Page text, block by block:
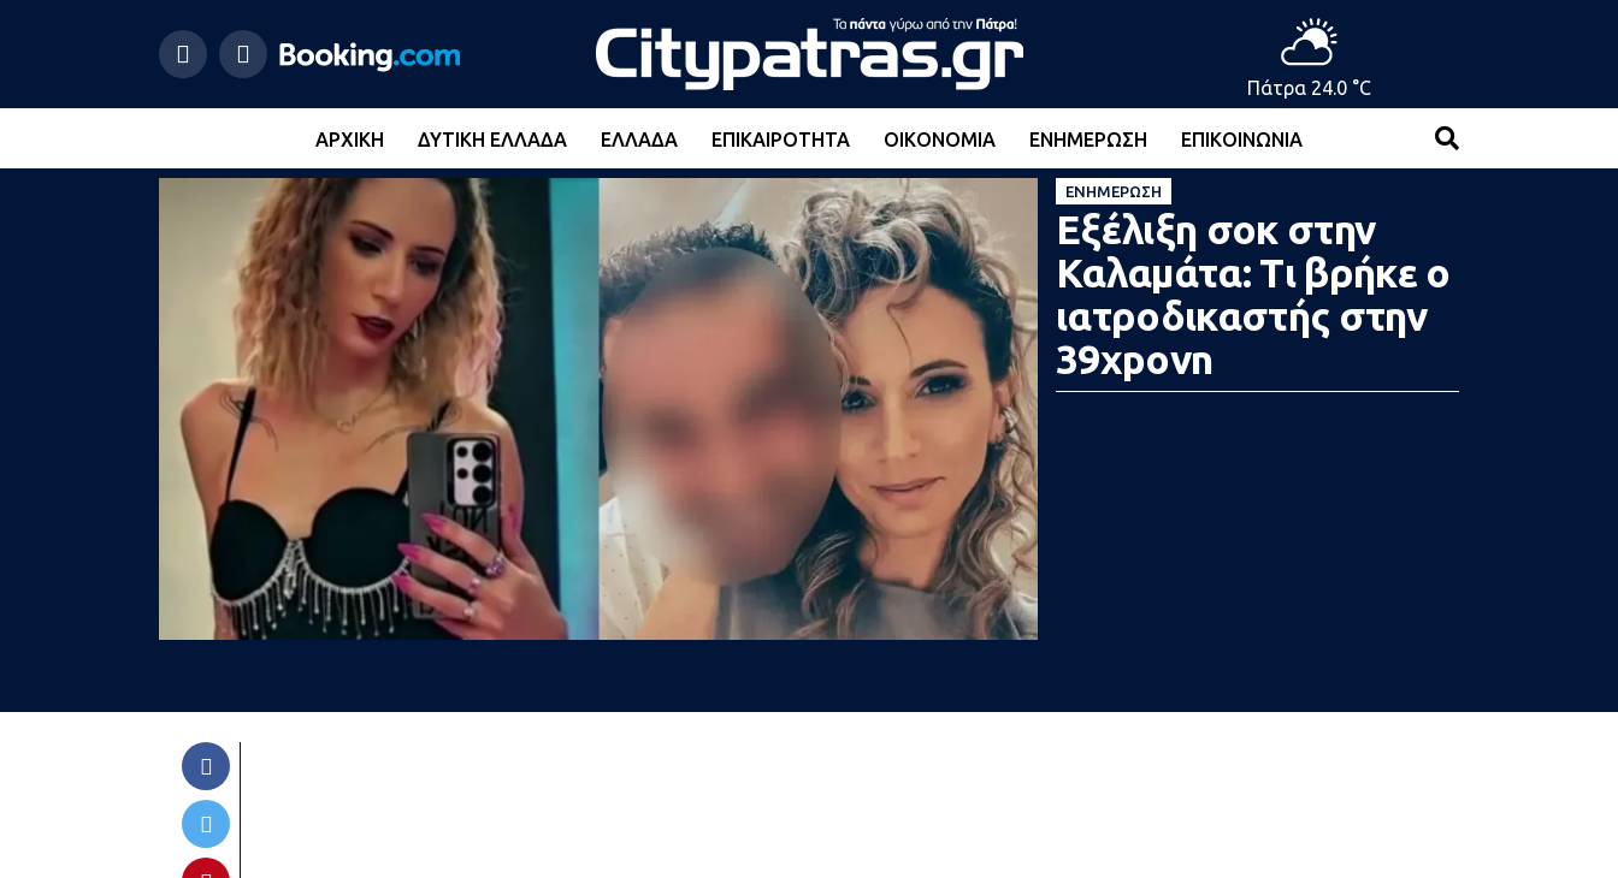
Πάτρα 24.0 °C
ΑΡΧΙΚΉ ΔΥΤΙΚΉ ΕΛΛΆΔΑ ΕΛΛΆΔΑ ΕΠΙΚΑΙΡΌΤΗΤΑ ΟΙΚΟΝΟΜΊΑ ΕΝΗΜΈΡΩΣΗ ΕΠΙΚΟΙΝΩΝΊΑ
ΕΝΗΜΈΡΩΣΗ
Εξέλιξη σoκ στην
Καλαμάτα: Τι βρήκε ο
ιατροδικαστής στην
39xpovn